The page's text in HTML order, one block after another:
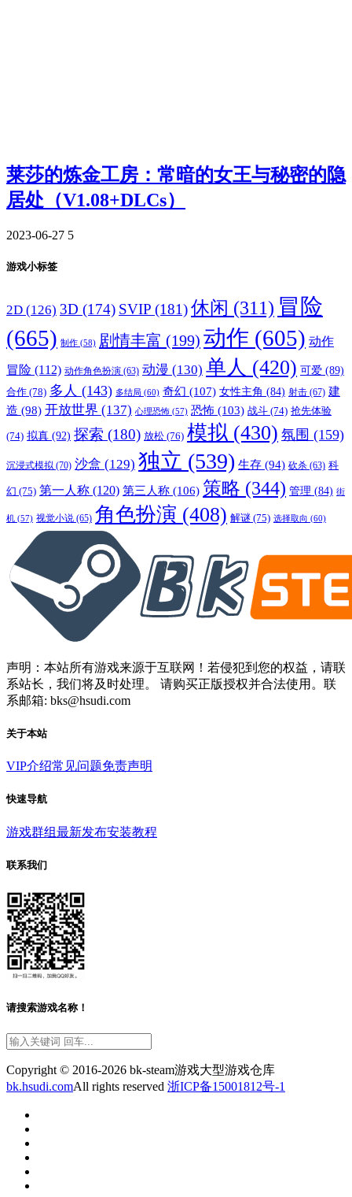
莱莎的炼金工房：常暗的女王与秘密的隐
居处（V1.08+DLCs）
2023-06-27 5
游戏小标签
2D (126) 3D (174) SVIP (181)休闲 (311) 冒险
(665) 制作 (58) 剧情丰富 (199) 动作 (605) 动作
冒险 (112) 动作角色扮演 (63) 动漫 (130) 单人 (420) 可爱 (89)
合作 (78) 多人 (143) 多结局 (60) 奇幻 (107) 女性主角 (84) 射击 (67) 建
造 (98) 开放世界 (137) 心理恐怖 (57) 恐怖 (103) 战斗 (74) 抢先体验
(74) 拟真 (92) 探索 (180) 放松 (76) 模拟 (430) 氛围 (159)
沉浸式模拟 (70) 沙盒 (129) 独立 (539) 生存 (94) 砍杀 (63) 科
幻 (75) 第一人称 (120) 第三人称 (106) 策略 (344) 管理 (84) 街
机 (57) 视觉小说 (65) 角色扮演 (408) 解谜 (75) 选择取向 (60)
声明：本站所有游戏来源于互联网！若侵犯到您的权益，请联
系站长，我们将及时处理。 请购买正版授权并合法使用。联
系邮箱: bks@hsudi.com
关于本站
VIP介绍常见问题免责声明
快速导航
游戏群组最新发布安装教程
联系我们
请搜索游戏名称！
Copyright © 2016-2026 bk-steam游戏大型游戏仓库
bk.hsudi.comAll rights reserved 浙ICP备15001812号-1